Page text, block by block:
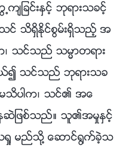
ျခင္းႏွင့္ ဘုရားသခင့္
င္ သိရွိႏိုင္စြမ္းရွိသည့္ အ
၊ သင္သည္ သမၼာတရား
၍ သင္သည္ ဘုရားသခ
သိပါက၊ သင္၏ အေ
ဆဲျဖစ္သည္။ သူ၏အမႈႏွင့္
ည္သို႔ ေဆာင္႐ြက္ခဲ့သ